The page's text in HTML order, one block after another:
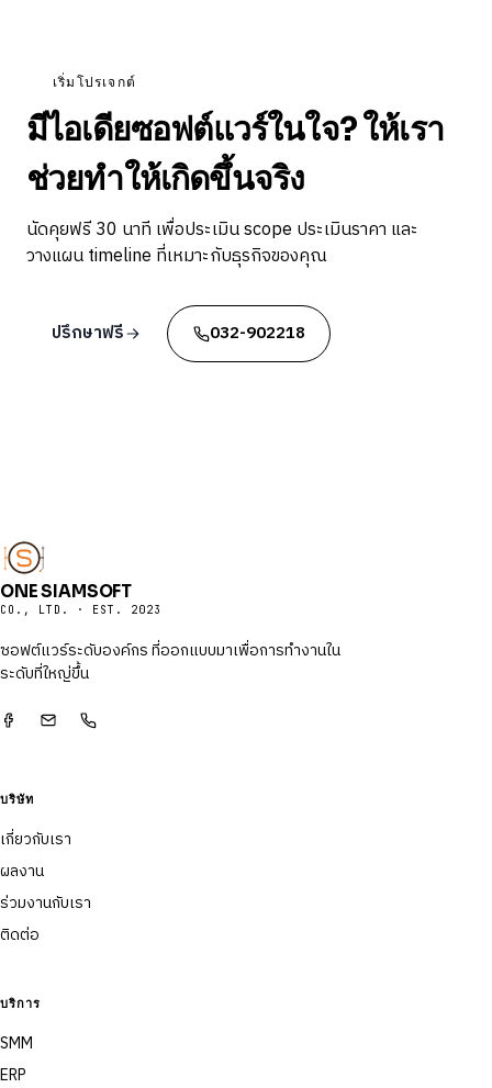
เริ่มโปรเจกต์
มีไอเดียซอฟต์แวร์ในใจ? ให้เรา
ช่วยทำให้เกิดขึ้นจริง
นัดคุยฟรี 30 นาที เพื่อประเมิน scope ประเมินราคา และ
วางแผน timeline ที่เหมาะกับธุรกิจของคุณ
ปรึกษาฟรี 032-902218
ONE SIAMSOFT
CO., LTD. · EST. 2023
ซอฟต์แวร์ระดับองค์กร ที่ออกแบบมาเพื่อการทำงานใน
ระดับที่ใหญ่ขึ้น
บริษัท
เกี่ยวกับเรา
ผลงาน
ร่วมงานกับเรา
ติดต่อ
บริการ
SMM
ERP